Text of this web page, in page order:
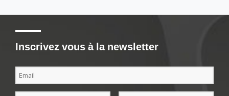
Inscrivez vous à la newsletter